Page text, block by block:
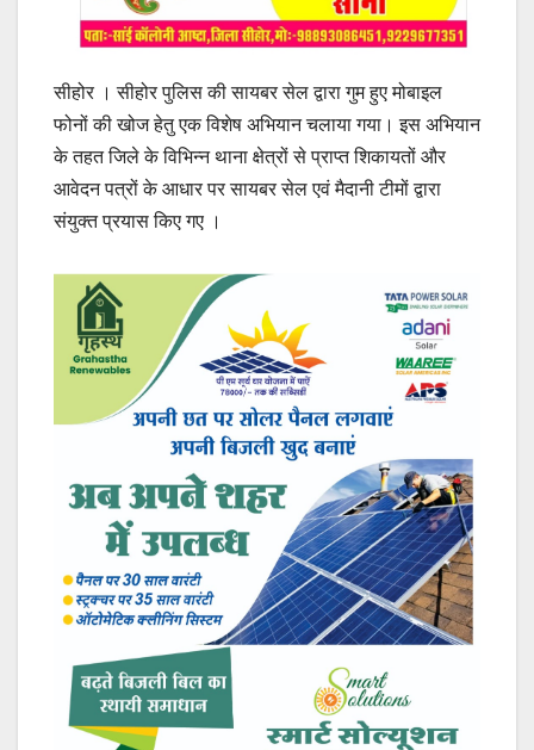
सीहोर । सीहोर पुलिस की सायबर सेल द्वारा गुम हुए मोबाइल
फोनों की खोज हेतु एक विशेष अभियान चलाया गया। इस अभियान
के तहत जिले के विभिन्न थाना क्षेत्रों से प्राप्त शिकायतों और
आवेदन पत्रों के आधार पर सायबर सेल एवं मैदानी टीमों द्वारा
संयुक्त प्रयास किए गए ।